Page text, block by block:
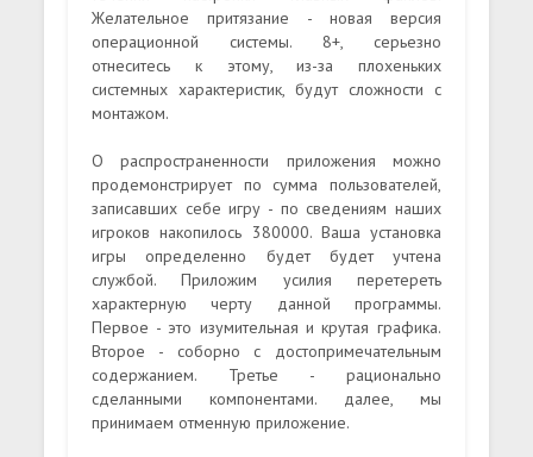
Желательное притязание - новая версия
операционной системы. 8+, серьезно
отнеситесь к этому, из-за плохеньких
системных характеристик, будут сложности с
монтажом.
О распространенности приложения можно
продемонстрирует по сумма пользователей,
записавших себе игру - по сведениям наших
игроков накопилось 380000. Ваша установка
игры определенно будет будет учтена
службой. Приложим усилия перетереть
характерную черту данной программы.
Первое - это изумительная и крутая графика.
Второе - соборно с достопримечательным
содержанием. Третье - рационально
сделанными компонентами. далее, мы
принимаем отменную приложение.